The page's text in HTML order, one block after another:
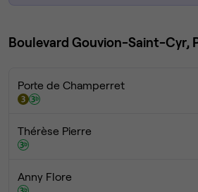
Boulevard Gouvion-Saint-Cyr,
Porte de Champerret
Thérèse Pierre
Anny Flore